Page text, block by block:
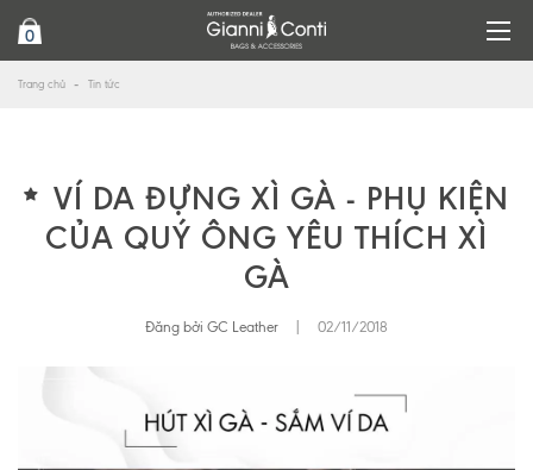
0
Trang chủ Tin tức
VÍ DA ĐỰNG XÌ GÀ - PHỤ KIỆN
CỦA QUÝ ÔNG YÊU THÍCH XÌ
GÀ
Đăng bởi GC Leather 02/11/2018